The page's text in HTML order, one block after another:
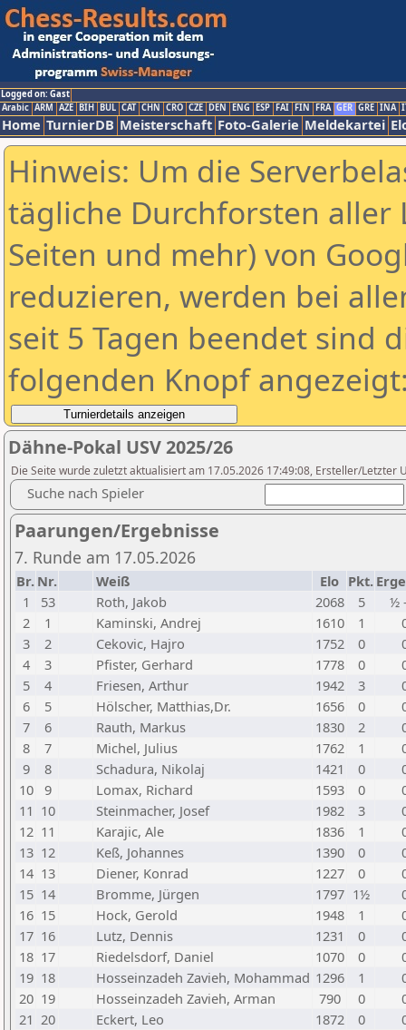
Logged on: Gast
Arabic ARM AZE BIH BUL CAT CHN CRO CZE DEN ENG ESP FAI FIN FRA GER GRE INA
Home TurnierDB Meisterschaft Foto-Galerie Meldekartei
Hinweis: Um die
tägliche Durchforsten aller
Seiten und mehr) von
reduzieren, werden bei
seit 5 Tagen beendet sind
folgenden Knopf
Dähne-Pokal USV 2025/26
Die Seite wurde zuletzt aktualisiert am 17.05.2026 17:49:08, Ersteller/Letzter
Suche nach Spieler
Paarungen/Ergebnisse
7. Runde am 17.05.2026
Br. Nr. Weiß Elo Pkt.
1
53 Roth, Jakob 2068 5
½
2
1 Kaminski, Andrej 1610 1
3
2 Cekovic, Hajro 1752 0
4
3 Pfister, Gerhard 1778 0
5
4 Friesen, Arthur 1942 3
6
5 Hölscher, Matthias,Dr. 1656 0
7
6 Rauth, Markus 1830 2
8
7 Michel, Julius 1762 1
9
8 Schadura, Nikolaj 1421 0
10
9 Lomax, Richard 1593 0
11 10 Steinmacher, Josef 1982 3
12 11 Karajic, Ale 1836 1
13 12 Keß, Johannes 1390 0
14 13 Diener, Konrad 1227 0
15 14 Bromme, Jürgen 1797 1½
16 15 Hock, Gerold 1948 1
17 16 Lutz, Dennis 1231 0
18 17 Riedelsdorf, Daniel 1070 0
19 18 Hosseinzadeh Zavieh, Mohammad 1296 1
20 19 Hosseinzadeh Zavieh, Arman 790 0
21 20 Eckert, Leo 1872 0